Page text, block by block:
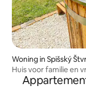
Woning in Spišský
Huis voor familie en